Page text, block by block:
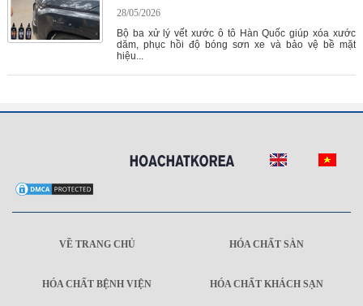
28/05/2026
Bộ ba xử lý vết xước ô tô Hàn Quốc giúp xóa xước
dăm, phục hồi độ bóng sơn xe và bảo vệ bề mặt
hiệu...
VỀ TRANG CHỦ HÓA CHẤT SÀN
HÓA CHẤT BỆNH VIỆN HÓA CHẤT KHÁCH SẠN